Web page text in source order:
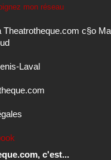
mon réseau
Theatrotheque.com c§o
Laval
c'est...